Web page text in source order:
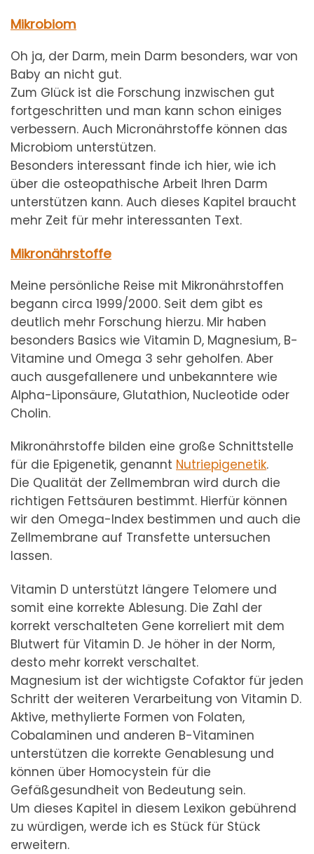
Mikrobiom
Oh ja, der Darm, mein Darm besonders, war von
Baby an nicht gut.
Zum Glück ist die Forschung inzwischen gut
fortgeschritten und man kann schon einiges
verbessern. Auch Micronährstoffe können das
Microbiom unterstützen.
Besonders interessant finde ich hier, wie ich
über die osteopathische Arbeit Ihren Darm
unterstützen kann. Auch dieses Kapitel braucht
mehr Zeit für mehr interessanten Text.
Mikronährstoffe
Meine persönliche Reise mit Mikronährstoffen
begann circa 1999/2000. Seit dem gibt es
deutlich mehr Forschung hierzu. Mir haben
besonders Basics wie Vitamin D, Magnesium, B-
Vitamine und Omega 3 sehr geholfen. Aber
auch ausgefallenere und unbekanntere wie
Alpha-Liponsäure, Glutathion, Nucleotide oder
Cholin.
Mikronährstoffe bilden eine große Schnittstelle
für die Epigenetik, genannt Nutriepigenetik.
Die Qualität der Zellmembran wird durch die
richtigen Fettsäuren bestimmt. Hierfür können
wir den Omega-Index bestimmen und auch die
Zellmembrane auf Transfette untersuchen
lassen.
Vitamin D unterstützt längere Telomere und
somit eine korrekte Ablesung. Die Zahl der
korrekt verschalteten Gene korreliert mit dem
Blutwert für Vitamin D. Je höher in der Norm,
desto mehr korrekt verschaltet.
Magnesium ist der wichtigste Cofaktor für jeden
Schritt der weiteren Verarbeitung von Vitamin D.
Aktive, methylierte Formen von Folaten,
Cobalaminen und anderen B-Vitaminen
unterstützen die korrekte Genablesung und
können über Homocystein für die
Gefäßgesundheit von Bedeutung sein.
Um dieses Kapitel in diesem Lexikon gebührend
zu würdigen, werde ich es Stück für Stück
erweitern.